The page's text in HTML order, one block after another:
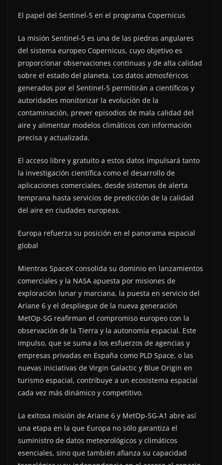
El papel del Sentinel-5 en el programa Copernicus
La misión Sentinel-5 es una de las piedras angulares
del sistema europeo Copernicus, cuyo objetivo es
proporcionar observaciones continuas y de alta calidad
sobre el estado del planeta. Los datos atmosféricos
generados por el Sentinel-5 permitirán a científicos y
autoridades monitorizar la evolución de la
contaminación, prever episodios de mala calidad del
aire y alimentar modelos climáticos con información
precisa y actualizada.
El acceso libre y gratuito a estos datos impulsará tanto
la investigación científica como el desarrollo de
aplicaciones comerciales, desde sistemas de alerta
temprana hasta servicios de predicción de la calidad
del aire en ciudades europeas.
Europa refuerza su posición en el panorama espacial
global
Mientras SpaceX consolida su dominio en lanzamientos
comerciales y la NASA apuesta por misiones de
exploración lunar y marciana, la puesta en servicio del
Ariane 6 y el despliegue de la nueva generación
MetOp-SG reafirman el compromiso europeo con la
observación de la Tierra y la autonomía espacial. Este
impulso, que se suma a los esfuerzos de agencias y
empresas privadas en España como PLD Space, o las
nuevas iniciativas de Virgin Galactic y Blue Origin en
turismo espacial, contribuye a un ecosistema espacial
cada vez más dinámico y competitivo.
La exitosa misión de Ariane 6 y MetOp-SG-A1 abre así
una etapa en la que Europa no sólo garantiza el
suministro de datos meteorológicos y climáticos
esenciales, sino que también afianza su capacidad